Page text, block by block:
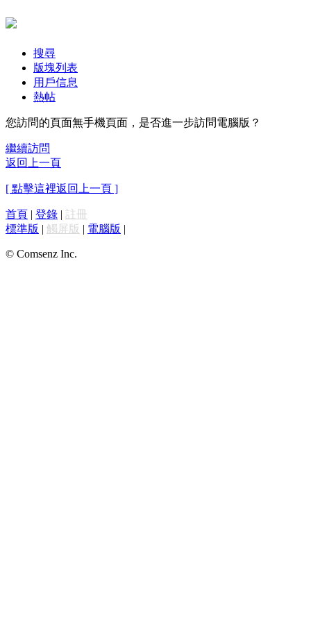
搜尋
版塊列表
用戶信息
熱帖
您訪問的頁面無手機頁面，是否進一步訪問電腦版？
繼續訪問
返回上一頁
[ 點擊這裡返回上一頁 ]
首頁 | 登錄 | 註冊
標準版 | 觸屏版 | 電腦版 |
© Comsenz Inc.